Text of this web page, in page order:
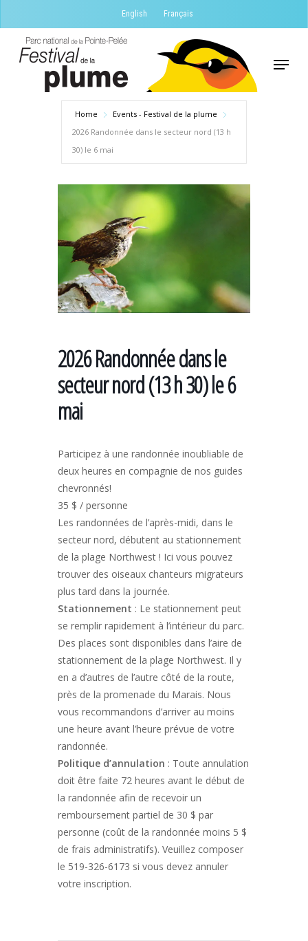
to
content
English Français
Menu
Home
Events - Festival de la plume
2026 Randonnée dans le secteur nord (13 h
30) le 6 mai
2026 Randonnée dans le
secteur nord (13 h 30) le 6
mai
Participez à une randonnée inoubliable de
deux heures en compagnie de nos guides
chevronnés!
35 $ / personne
Les randonnées de l’après-midi, dans le
secteur nord, débutent au stationnement
de la plage Northwest ! Ici vous pouvez
trouver des oiseaux chanteurs migrateurs
plus tard dans la journée.
Stationnement : Le stationnement peut
se remplir rapidement à l’intérieur du parc.
Des places sont disponibles dans l’aire de
stationnement de la plage Northwest. Il y
en a d’autres de l’autre côté de la route,
près de la promenade du Marais. Nous
vous recommandons d’arriver au moins
une heure avant l’heure prévue de votre
randonnée.
Politique d’annulation : Toute annulation
doit être faite 72 heures avant le début de
la randonnée afin de recevoir un
remboursement partiel de 30 $ par
personne (coût de la randonnée moins 5 $
de frais administratifs). Veuillez composer
le 519-326-6173 si vous devez annuler
votre inscription.
Menu